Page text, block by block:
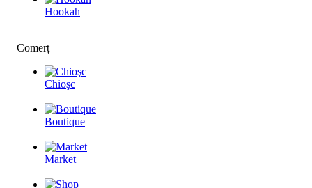
Hookah
Comerț
Chioşc
Boutique
Market